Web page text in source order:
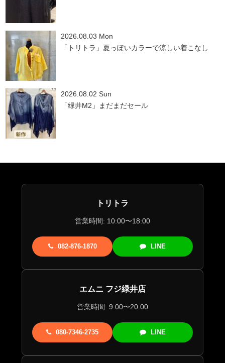
2026.08.03 Mon
「トリトラ」夏っぽいカラーで涼しい着こなし
2026.08.02 Sun
「緑井M2」まだまだセール
トリトラ
営業時間: 10:00〜18:00
082-876-1870 LINE
エムニ フジ緑井店
営業時間: 9:00〜20:00
080-7346-2735 LINE